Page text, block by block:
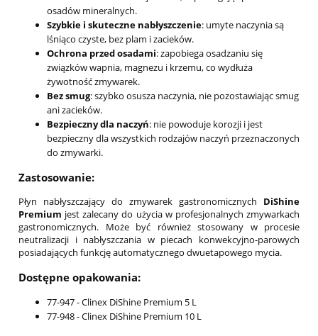
osadów mineralnych.
Szybkie i skuteczne nabłyszczenie: umyte naczynia są
lśniąco czyste, bez plam i zacieków.
Ochrona przed osadami: zapobiega osadzaniu się
związków wapnia, magnezu i krzemu, co wydłuża
żywotność zmywarek.
Bez smug: szybko osusza naczynia, nie pozostawiając smug
ani zacieków.
Bezpieczny dla naczyń: nie powoduje korozji i jest
bezpieczny dla wszystkich rodzajów naczyń przeznaczonych
do zmywarki.
Zastosowanie:
Płyn nabłyszczający do zmywarek gastronomicznych DiShine
Premium jest zalecany do użycia w profesjonalnych zmywarkach
gastronomicznych. Może być również stosowany w procesie
neutralizacji i nabłyszczania w piecach konwekcyjno-parowych
posiadających funkcję automatycznego dwuetapowego mycia.
Dostępne opakowania:
77-947 - Clinex DiShine Premium 5 L
77-948 - Clinex DiShine Premium 10 L